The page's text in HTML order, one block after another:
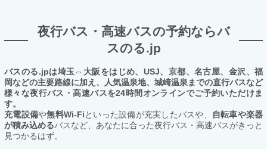
夜行バス・高速バスの予約ならバ
スのる.jp
バスのる.jpは埼玉⇔大阪をはじめ、USJ、京都、名古屋、金沢、福
岡などの主要路線に加え、人気温泉地、城崎温泉までの直行バスなど
様々な夜行バス・高速バスを24時間オンラインでご予約いただけま
す。
充電設備や無料Wi-Fiといった設備が充実したバスや、
自転車や楽器
が積み込めるバスなど、あなたに合った夜行バス・高速バスがきっと
見つかるはず。